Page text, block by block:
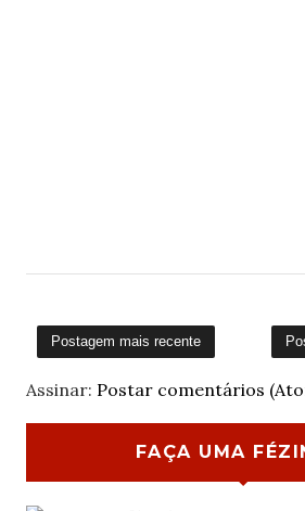
Postagem mais recente
Assinar: Postar comentários
FAÇA UMA